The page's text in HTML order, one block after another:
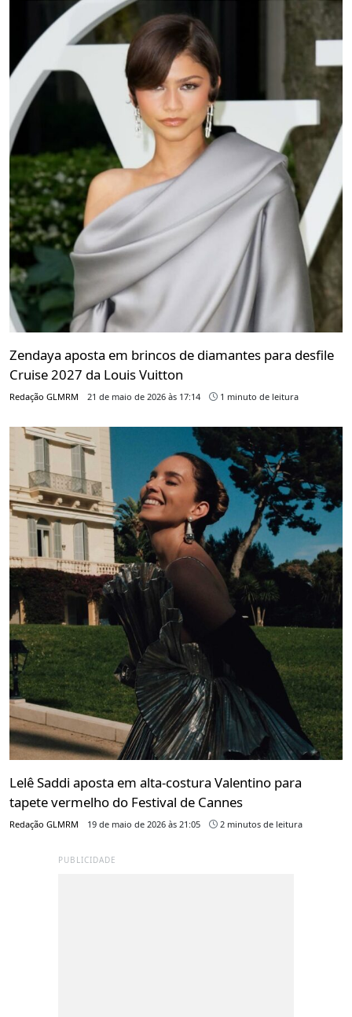
Zendaya aposta em brincos de diamantes para desfile
Cruise 2027 da Louis Vuitton
Redação GLMRM 21 de maio de 2026 às 17:14 1 minuto de leitura
Lelê Saddi aposta em alta-costura Valentino para
tapete vermelho do Festival de Cannes
Redação GLMRM 19 de maio de 2026 às 21:05 2 minutos de leitura
PUBLICIDADE